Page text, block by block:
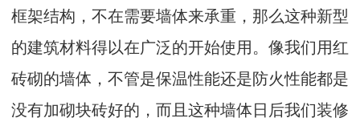
框架结构，不在需要墙体来承重，那么这种新型
的建筑材料得以在广泛的开始使用。像我们用红
砖砌的墙体，不管是保温性能还是防火性能都是
没有加砌块砖好的，而且这种墙体日后我们装修